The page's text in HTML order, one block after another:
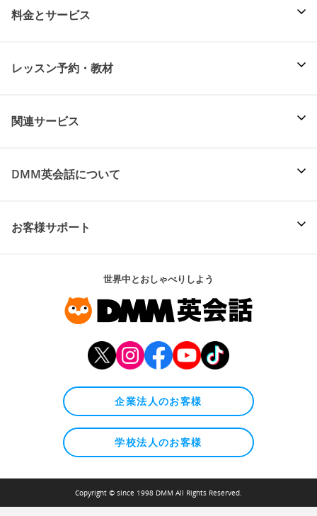
料金とサービス
レッスン予約・教材
関連サービス
DMM英会話について
お客様サポート
世界中とおしゃべりしよう
企業法人のお客様
学校法人のお客様
Copyright © since 1998 DMM All Rights Reserved.